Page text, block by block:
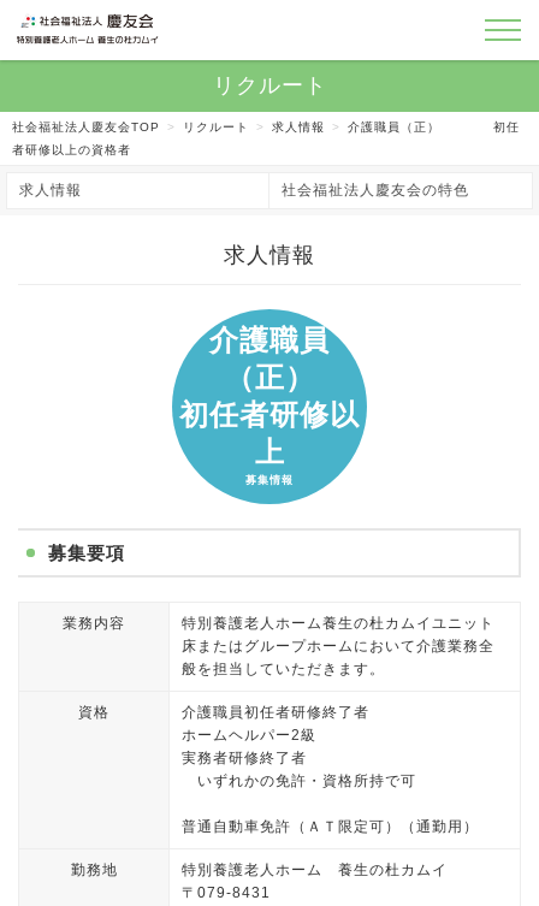
社会福祉法人慶友会TOP > リクルート > 求人情報 >
介護職員（正） 初任
者研修以上の資格者
求人情報 社会福祉法人慶友会の特色
介護職員
（正）
初任者研修以
上
募集情報
募集要項
業務内容
特別養護老人ホーム養生の杜カムイユニット
床またはグループホームにおいて介護業務全
般を担当していただきます。
資格
介護職員初任者研修終了者
ホームヘルパー2級
実務者研修終了者
いずれかの免許・資格所持で可
普通自動車免許（ＡＴ限定可）（通勤用）
勤務地
特別養護老人ホーム 養生の杜カムイ
〒079-8431